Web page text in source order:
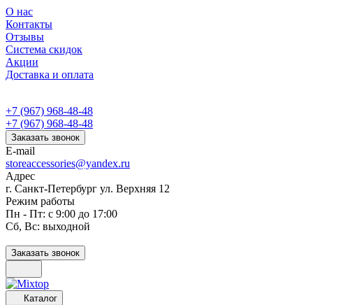
О нас
Контакты
Отзывы
Система скидок
Акции
Доставка и оплата
+7 (967) 968-48-48
+7 (967) 968-48-48
Заказать звонок
E-mail
storeaccessories@yandex.ru
Адрес
г. Санкт-Петербург ул. Верхняя 12
Режим работы
Пн - Пт: с 9:00 до 17:00
Сб, Вс: выходной
Заказать звонок
Каталог